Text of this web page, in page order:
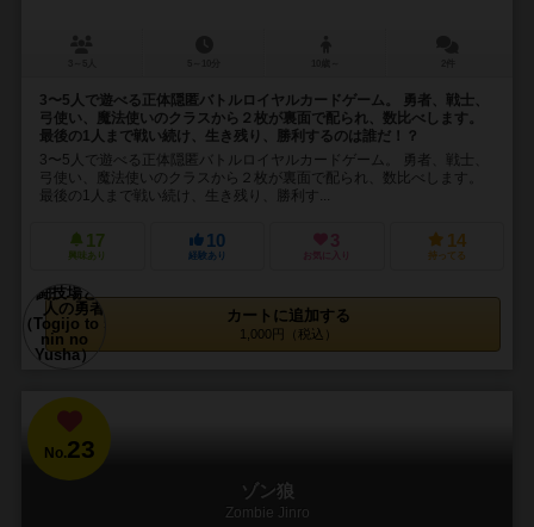
3〜5人で遊べる正体隠匿バトルロイヤルカードゲーム。 勇者、戦士、
弓使い、魔法使いのクラスから２枚が裏面で配られ、数比べします。
最後の1人まで戦い続け、生き残り、勝利するのは誰だ！？
3〜5人で遊べる正体隠匿バトルロイヤルカードゲーム。 勇者、戦士、
弓使い、魔法使いのクラスから２枚が裏面で配られ、数比べします。
最後の1人まで戦い続け、生き残り、勝利す...
17
興味あり
10
経験あり
3
お気に入り
14
持ってる
カートに追加する
1,000円（税込）
No.23
ゾン狼
Zombie Jinro